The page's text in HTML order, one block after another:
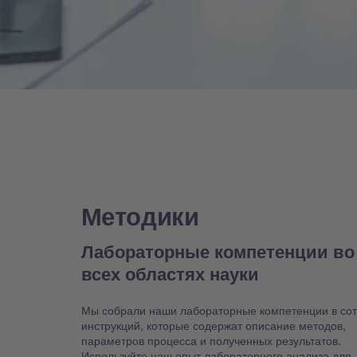
Методики
Лабораторные компетенции во
всех областях науки
Мы собрали наши лабораторные компетенции в
инструкций, которые содержат описание методов,
параметров процесса и полученных результатов.